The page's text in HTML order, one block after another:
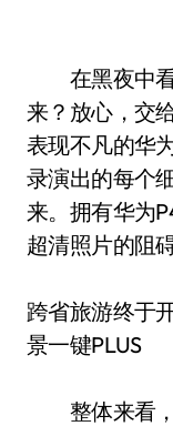
在黑夜中看
来？放心，交
表现不凡的华
录演出的每个
来。拥有华为
超清照片的阻碍
跨省旅游终于
景一键PLUS
整体来看，